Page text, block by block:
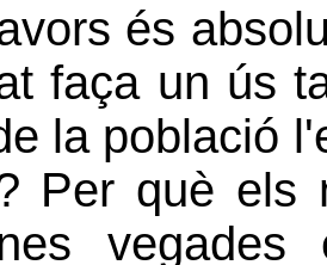
és
faça un ús
la població
Per què els